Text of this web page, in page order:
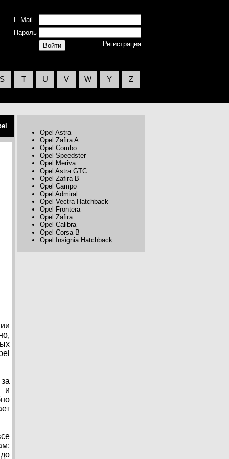
E-Mail
Пароль
Регистрация
S T U V W Y Z
и
Opel Astra
Opel Zafira A
Opel Combo
Opel Speedster
Opel Meriva
Opel Astra GTC
Opel Zafira B
Opel Campo
Opel Admiral
Opel Vectra Hatchback
Opel Frontera
Opel Zafira
Opel Calibra
Opel Corsa B
Opel Insignia Hatchback